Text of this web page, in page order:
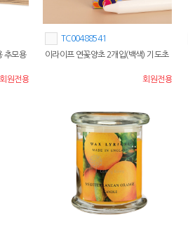
추모용
회원전용
TC00488541
이라이프 연꽃양초 2개입(백색) 기도초
회원전용